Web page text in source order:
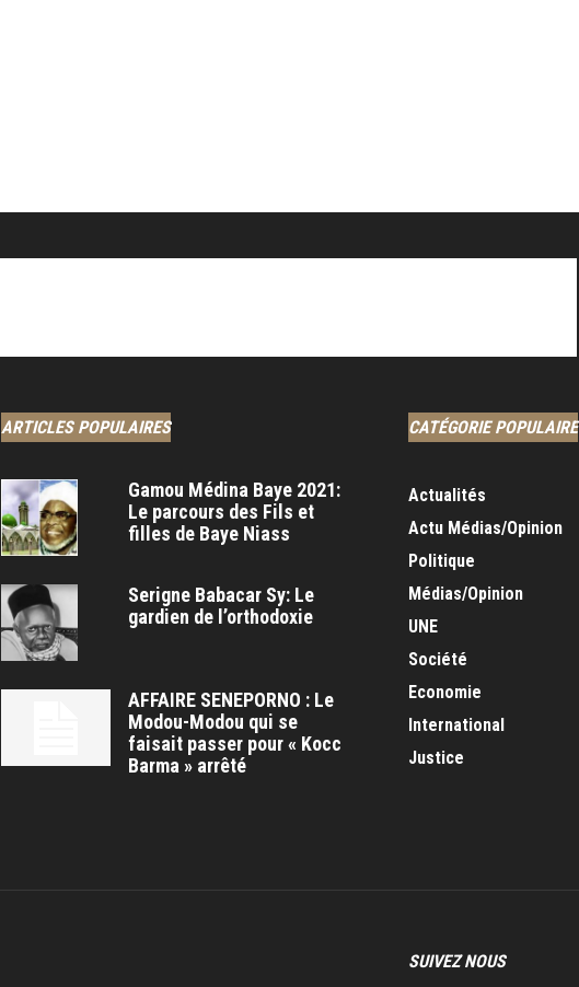
ARTICLES POPULAIRES
Gamou Médina Baye 2021:
Le parcours des Fils et
filles de Baye Niass
Serigne Babacar Sy: Le
gardien de l’orthodoxie
AFFAIRE SENEPORNO : Le
Modou-Modou qui se
faisait passer pour « Kocc
Barma » arrêté
CATÉGORIE POPULAIRE
Actualités
Actu Médias/Opinion
Politique
Médias/Opinion
UNE
Société
Economie
International
Justice
SUIVEZ NOUS